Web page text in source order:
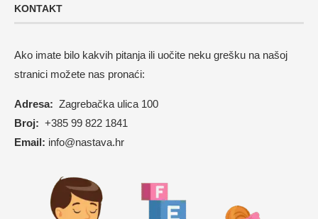
KONTAKT
Ako imate bilo kakvih pitanja ili uočite neku grešku na našoj
stranici možete nas pronaći:
Adresa: Zagrebačka ulica 100
Broj: +385 99 822 1841
Email: info@nastava.hr